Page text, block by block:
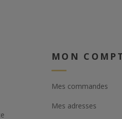
MON
Mes commandes
Mes adresses